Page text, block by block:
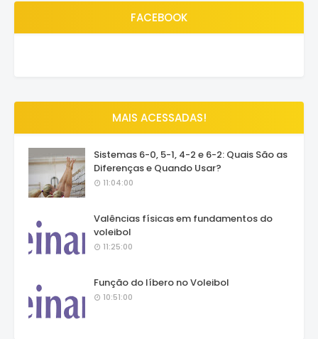
FACEBOOK
MAIS ACESSADAS!
Sistemas 6-0, 5-1, 4-2 e 6-2: Quais São as
Diferenças e Quando Usar?
11:04:00
Valências físicas em fundamentos do
voleibol
11:25:00
Função do líbero no Voleibol
10:51:00